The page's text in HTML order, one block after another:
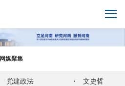
网媒聚集
党建政法 · 文史哲